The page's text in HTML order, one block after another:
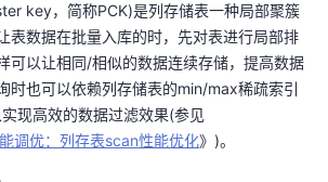
key，简称PCK)是列存储表一种局部聚簇
表数据在批量入库的时，先对表进行局部排
可以让相同/相似的数据连续存储，提高数据
时也可以依赖列存储表的min/max稀疏索引
现高效的数据过滤效果(参见
调优：列存表scan性能优化》)。